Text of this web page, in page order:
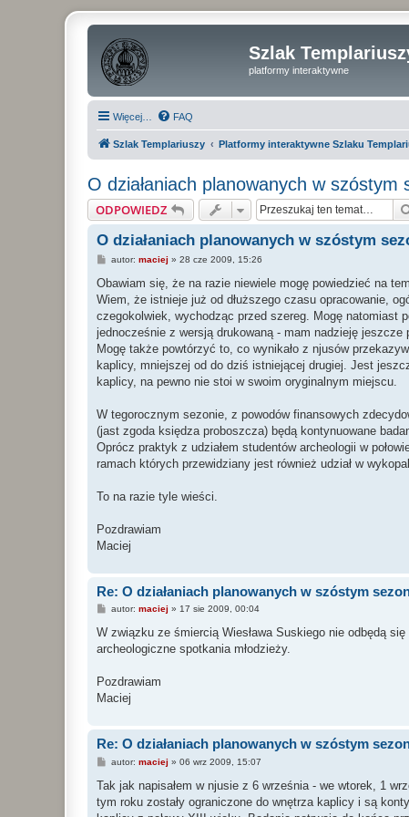
Szlak
platformy interaktywne
Więcej… FAQ
Szlak Templariuszy Platformy interaktywne Szlaku
O działaniach planowanych w szóstym
ODPOWIEDZ
O działaniach planowanych w szóstym
P
s
autor: maciej » 28 cze 2009, 15:26
Obawiam się, że na razie niewiele mogę powiedzieć na
Wiem, że istnieje już od dłuższego czasu opracowanie,
czegokolwiek, wychodząc przed szereg. Mogę natomiast
jednocześnie z wersją drukowaną - mam nadzieję jeszcze
Mogę także powtórzyć to, co wynikało z njusów
kaplicy, mniejszej od do dziś istniejącej drugiej. Jest
kaplicy, na pewno nie stoi w swoim oryginalnym miejscu.
W tegorocznym sezonie, z powodów finansowych
(jast zgoda księdza proboszcza) będą kontynuowane
Oprócz praktyk z udziałem studentów archeologii w
ramach których przewidziany jest również udział w
To na razie tyle wieści.
Pozdrawiam
Maciej
Re: O działaniach planowanych w szóstym
P
s
autor: maciej » 17 sie 2009, 00:04
W związku ze śmiercią Wiesława Suskiego nie odbędą
archeologiczne spotkania młodzieży.
Pozdrawiam
Maciej
Re: O działaniach planowanych w szóstym
P
s
autor: maciej » 06 wrz 2009, 15:07
Tak jak napisałem w njusie z 6 września - we wtorek, 1
tym roku zostały ograniczone do wnętrza kaplicy i są